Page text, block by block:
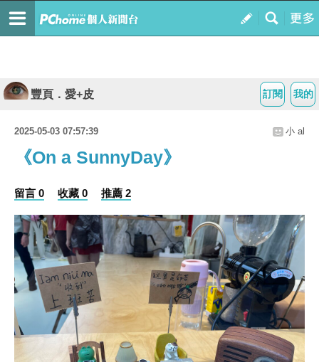
我的
訂閱
豐頁．愛+皮
2025-05-03 07:57:39 小 al
《On a SunnyDay》
留言 0 收藏 0 推薦 2